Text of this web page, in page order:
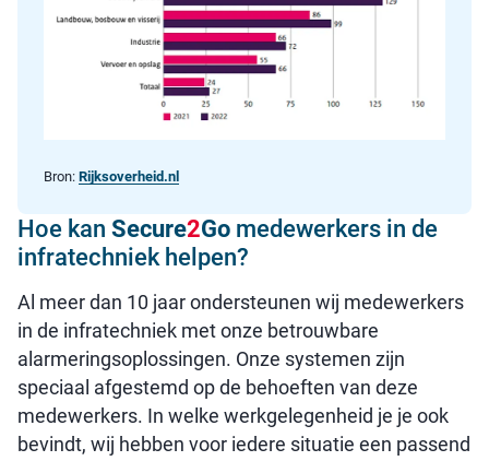
Bron: Rijksoverheid.nl
Hoe kan Secure2Go medewerkers in de
infratechniek helpen?
Al meer dan 10 jaar ondersteunen wij medewerkers
in de infratechniek met onze betrouwbare
alarmeringsoplossingen. Onze systemen zijn
speciaal afgestemd op de behoeften van deze
medewerkers. In welke werkgelegenheid je je ook
bevindt, wij hebben voor iedere situatie een passend